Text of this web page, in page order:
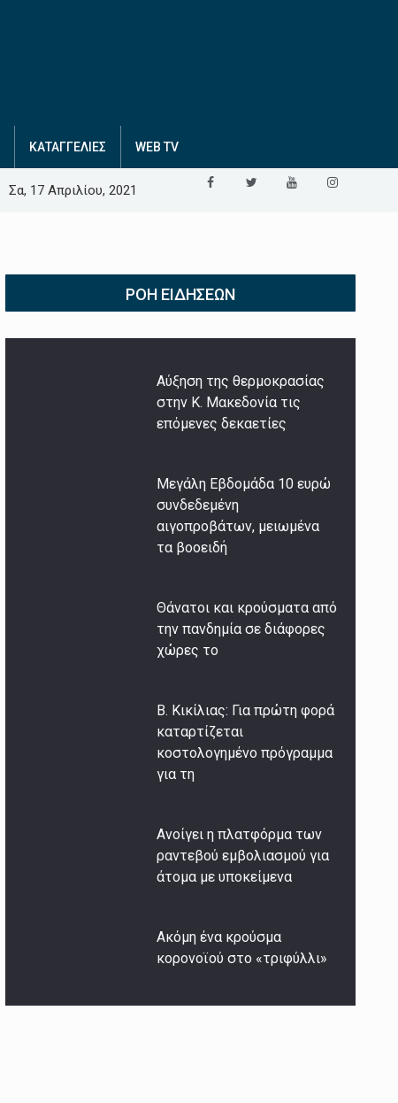
ΚΑΤΑΓΓΕΛΙΕΣ WEB TV
Σα, 17 Απριλίου, 2021
ΡΟΉ ΕΙΔΉΣΕΩΝ
Αύξηση της θερμοκρασίας
στην Κ. Μακεδονία τις
επόμενες δεκαετίες
Μεγάλη Εβδομάδα 10 ευρώ
συνδεδεμένη
αιγοπροβάτων, μειωμένα
τα βοοειδή
Θάνατοι και κρούσματα από
την πανδημία σε διάφορες
χώρες τo
Β. Κικίλιας: Για πρώτη φορά
καταρτίζεται
κοστολογημένο πρόγραμμα
για τη
Ανοίγει η πλατφόρμα των
ραντεβού εμβολιασμού για
άτομα με υποκείμενα
Ακόμη ένα κρούσμα
κορονοϊού στο «τριφύλλι»